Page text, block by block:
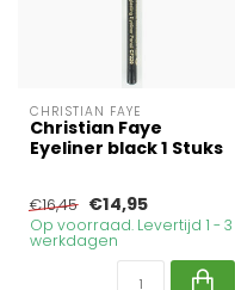
CHRISTIAN FAYE
Christian Faye
Eyeliner black 1 Stuks
€16,45 €14,95
Op voorraad. Levertijd 1 - 3
werkdagen